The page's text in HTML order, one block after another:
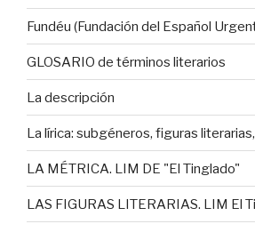
Fundéu (Fundación del Español
GLOSARIO de términos literarios
La descripción
La lírica: subgéneros, figuras
LA MÉTRICA. LIM DE "El Tinglado"
LAS FIGURAS LITERARIAS. LIM El